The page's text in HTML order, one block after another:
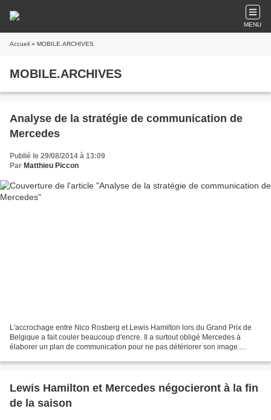
MENU
Accueil » MOBILE.ARCHIVES
MOBILE.ARCHIVES
Analyse de la stratégie de communication de
Mercedes
Publié le 29/08/2014 à 13:09
Par Matthieu Piccon
L'accrochage entre Nico Rosberg et Lewis Hamilton lors du Grand Prix de
Belgique a fait couler beaucoup d'encre. Il a surtout obligé Mercedes à
élaborer un plan de communication pour ne pas détériorer son image.
Lewis Hamilton et Mercedes négocieront à la fin
de la saison